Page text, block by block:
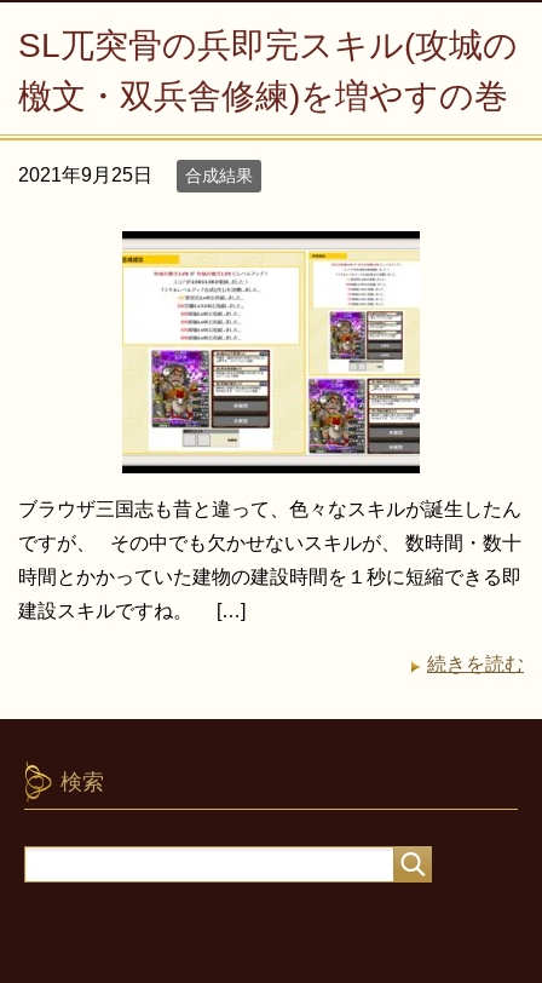
SL兀突骨の兵即完スキル(攻城の
檄文・双兵舎修練)を増やすの巻
2021年9月25日 合成結果
ブラウザ三国志も昔と違って、色々なスキルが誕生したん
ですが、 その中でも欠かせないスキルが、 数時間・数十
時間とかかっていた建物の建設時間を１秒に短縮できる即
建設スキルですね。 […]
続きを読む
検索